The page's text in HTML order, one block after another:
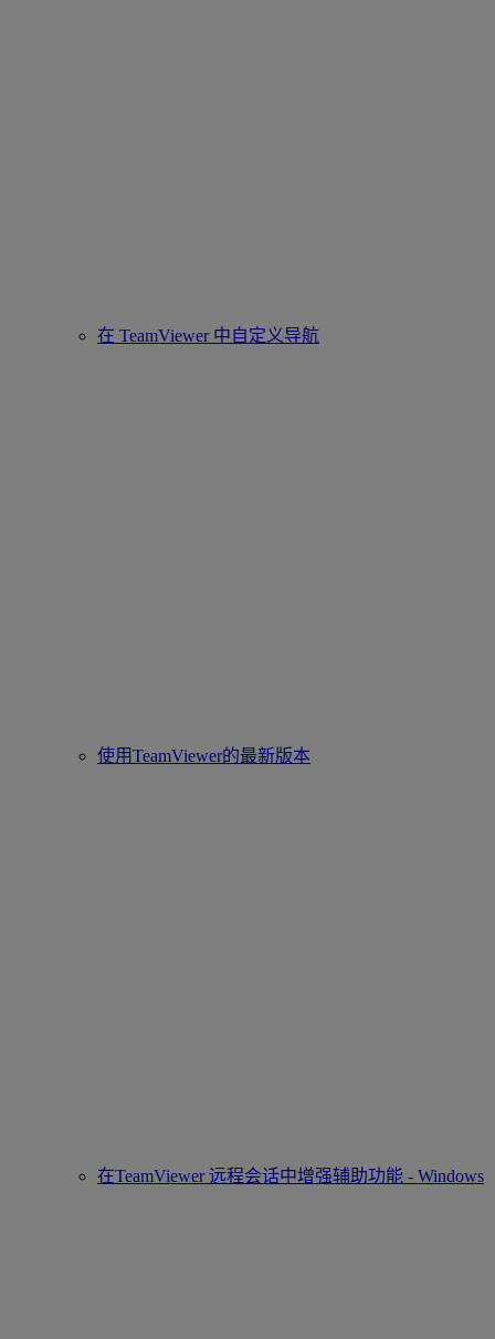
在 TeamViewer 中自定义导航
使用TeamViewer的最新版本
在TeamViewer 远程会话中增强辅助功能 - Windows